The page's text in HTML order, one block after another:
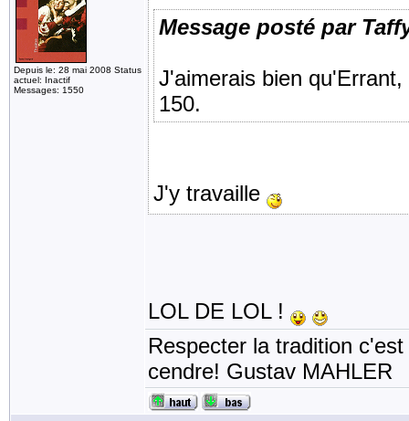
Depuis le: 28 mai 2008 Status
actuel: Inactif
Messages: 1550
Message posté par
J'aimerais bien
150.
J'y travaille
LOL DE LOL !
Respecter la tradition
cendre! Gustav MAHLER